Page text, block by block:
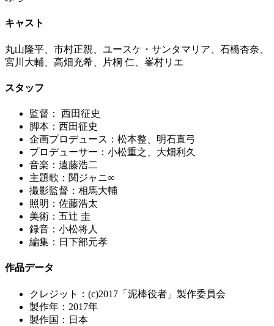
キャスト
丸山隆平、市村正親、ユースケ・サンタマリア、石橋杏奈、
宮川大輔、高畑充希、片桐 仁、峯村リエ
スタッフ
監督： 西田征史
脚本：西田征史
企画プロデュース：松本整、明石直弓
プロデューサー：小松重之、大畑利久
音楽：遠藤浩二
主題歌：関ジャニ∞
撮影監督：相馬大輔
照明：佐藤浩太
美術：五辻 圭
録音：小松将人
編集：日下部元孝
作品データ
クレジット：(c)2017「泥棒役者」製作委員会
製作年：2017年
製作国：日本